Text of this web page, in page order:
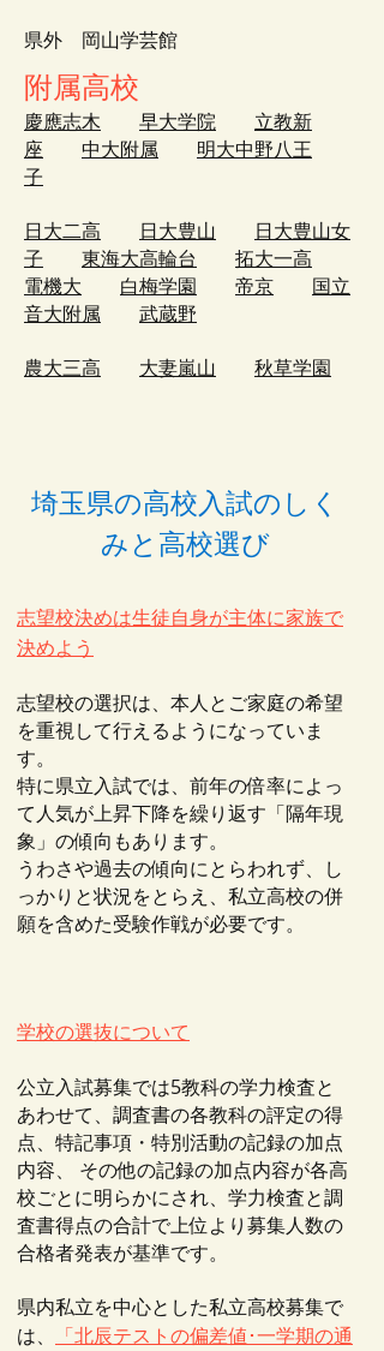
県外 岡山学芸館
附属高校
慶應志木 早大学院
立教新
座
中大附属
明大中野八王
子
日大二高 日大豊山
日大豊山女
子
東海大高輪台
拓大一高
電機大
白梅学園 帝京
国立
音大附属
武蔵野
農大三高 大妻嵐山 秋草学園
埼玉県の高校入試のしく
みと高校選び
志望校決めは生徒自身が主体に家族で
決めよう
志望校の選択は、本人とご家庭の希望
を重視して行えるようになっていま
す。
特に県立入試では、前年の倍率によっ
て人気が上昇下降を繰り返す「隔年現
象」の傾向もあります。
うわさや過去の傾向にとらわれず、し
っかりと状況をとらえ、私立高校の併
願を含めた受験作戦が必要です。
学校の選抜について
公立入試募集では5教科の学力検査と
あわせて、調査書の各教科の評定の得
点、特記事項・特別活動の記録の加点
内容、 その他の記録の加点内容が各高
校ごとに明らかにされ、学力検査と調
査書得点の合計で上位より募集人数の
合格者発表が基準です。
県内私立を中心とした私立高校募集で
は、
「北辰テストの偏差値･一学期の通